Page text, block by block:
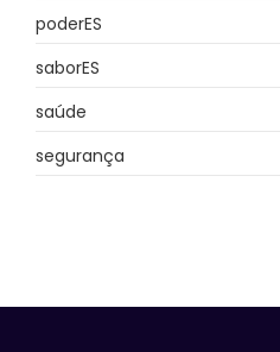
poderES
saborES
saúde
segurança